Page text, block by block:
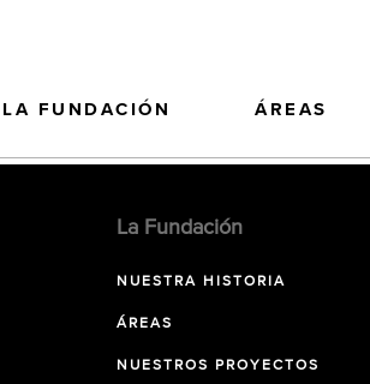
LA FUNDACIÓN ÁREAS
La Fundación
NUESTRA HISTORIA
ÁREAS
NUESTROS PROYECTOS